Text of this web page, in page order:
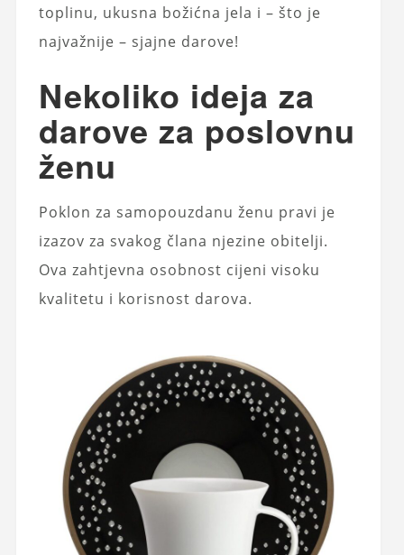
toplinu, ukusna božićna jela i – što je
najvažnije – sjajne darove!
Nekoliko ideja za
darove za poslovnu
ženu
Poklon za samopouzdanu ženu pravi je
izazov za svakog člana njezine obitelji.
Ova zahtjevna osobnost cijeni visoku
kvalitetu i korisnost darova.